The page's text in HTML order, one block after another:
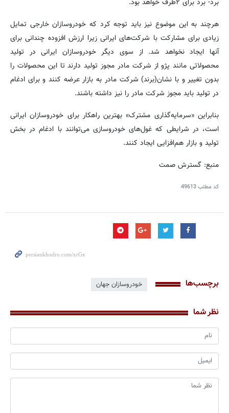
هرچند به این موضوع نیز باید توجه کرد که خودروسازان خارجی تمایل
زیادی برای مشارکت با شرکت‌های ایرانی زیرا ارزش افزوده چندانی برای
آنها ایجاد نخواهد شد. از سوی دیگر خودروسازان ایرانی در تولید
محصولاتی مانند پژو از شرکت مادر مجوز تولید دارند تا این محصولات را
بدون تغییر و با نشان(برند) شرکت مادر به بازار عرضه کنند و برای ادغام
در تولید باید مجوز شرکت مادر را نیز داشته باشند.
بنابراین «سرمایه‌گذاری مشترک» بهترین راهکار برای خودروسازان ایرانی
است، در شرایطی که غول‌های خودروسازی می‌توانند با ادغام در بخش
تولید و بازار هم‌افزایی ایجاد کنند.
منبع: گسترش صمت
کد مطلب49613
برچسب‌ها خودروسازان جهان
نظر شما